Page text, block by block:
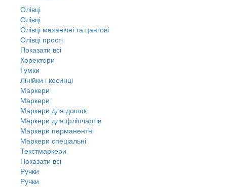
Олівці
Олівці
Олівці механічні та цангові
Олівці прості
Показати всі
Коректори
Гумки
Лінійки і косинці
Маркери
Маркери
Маркери для дошок
Маркери для фліпчартів
Маркери перманентні
Маркери спеціальні
Текстмаркери
Показати всі
Ручки
Ручки